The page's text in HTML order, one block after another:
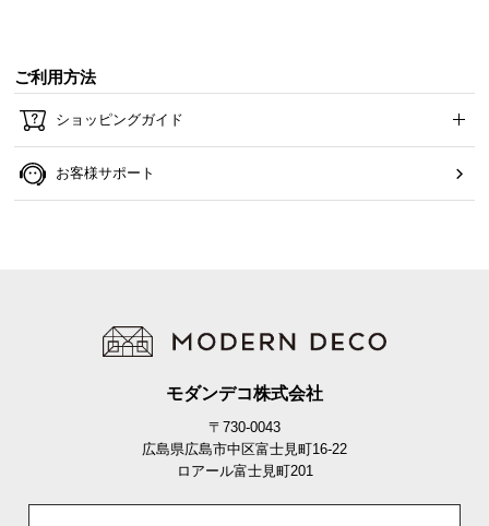
ご利用方法
ショッピングガイド
お客様サポート
モダンデコ株式会社
〒730-0043
広島県広島市中区富士見町16-22
ロアール富士見町201